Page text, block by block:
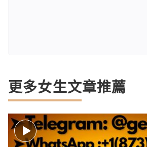
更多女生文章推薦